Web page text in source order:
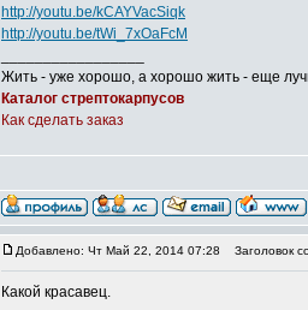
http://youtu.be/kCAYVacSiqk
http://youtu.be/tWi_7xOaFcM
Жить - уже хорошо, а хорошо жить - еще
Каталог стрептокарпусов
Как сделать заказ
Добавлено: Чт Май 22, 2014 07:28 Заголовок
Какой красавец.